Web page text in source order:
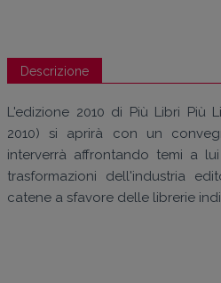
Descrizione
L'edizione 2010 di Più Libri Più
2010) si aprirà con un
interverrà affrontando temi a
trasformazioni dell'industria
catene a sfavore delle librerie